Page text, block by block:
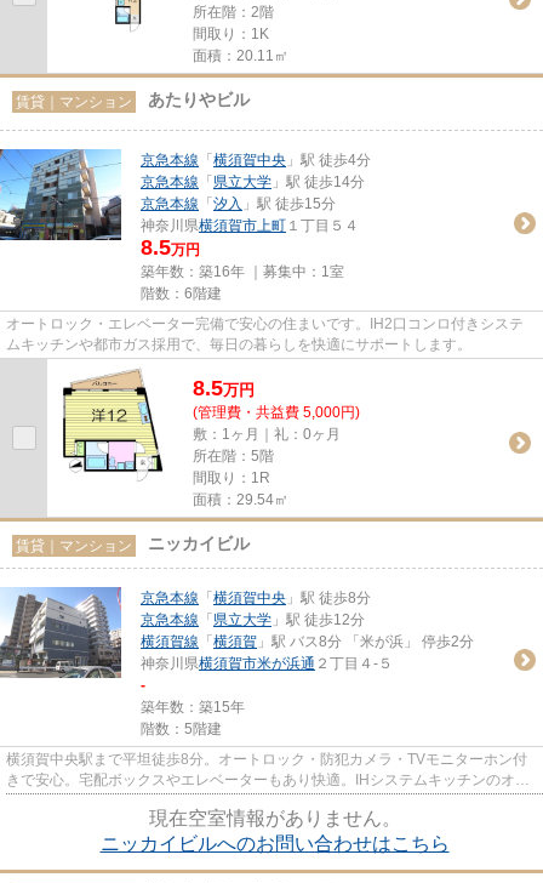
所在階：2階
間取り：1K
面積：20.11㎡
賃貸｜マンション あたりやビル
京急本線 「 横須賀中央 」駅 徒歩4分
京急本線 「 県立大学 」駅 徒歩14分
京急本線 「 汐入 」駅 徒歩15分
神奈川県横須賀市上町 １丁目５４
8.5万円
築年数：築16年 ｜募集中： 1室
階数：6階建
オートロック・エレベーター完備で安心の住まいです。IH2口コンロ付きシステ
ムキッチンや都市ガス採用で、毎日の暮らしを快適にサポートします。
8.5万円
(管理費・共益費 5,000円)
敷：1ヶ月｜礼：0ヶ月
所在階：5階
間取り：1R
面積：29.54㎡
賃貸｜マンション ニッカイビル
京急本線 「 横須賀中央 」駅 徒歩8分
京急本線 「 県立大学 」駅 徒歩12分
横須賀線 「 横須賀 」駅 バス8分 「米が浜」 停歩2分
神奈川県横須賀市米が浜通 ２丁目４-５
-
築年数：築15年
階数：5階建
横須賀中央駅まで平坦徒歩8分。オートロック・防犯カメラ・TVモニターホン付
きで安心。宅配ボックスやエレベーターもあり快適。IHシステムキッチンのオー
現在空室情報がありません。
ニッカイビルへのお問い合わせはこちら